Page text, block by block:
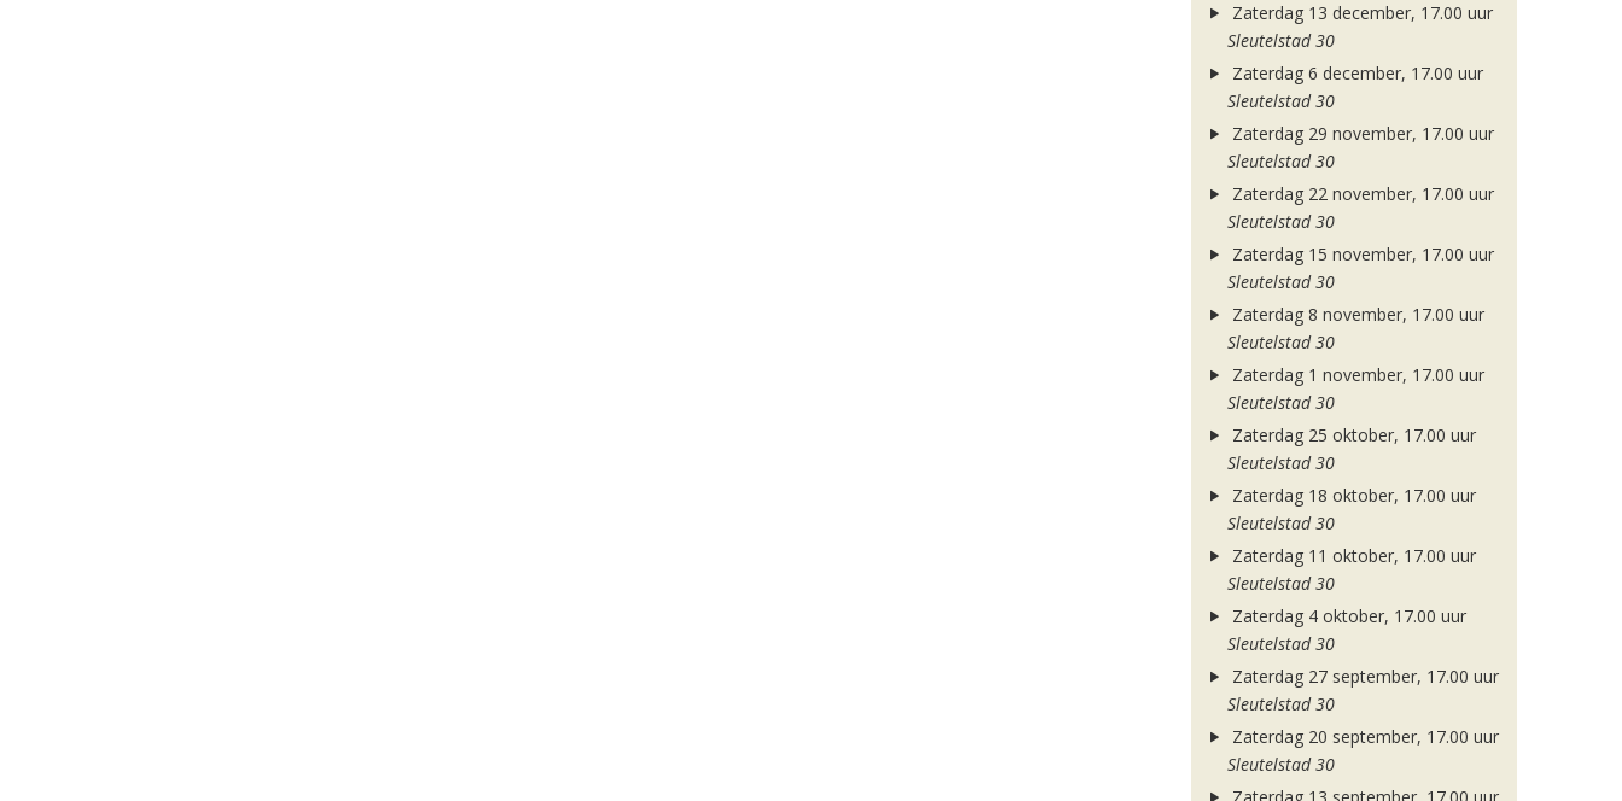
Zaterdag 13 december, 17.00 uur
Sleutelstad 30
Zaterdag 6 december, 17.00 uur
Sleutelstad 30
Zaterdag 29 november, 17.00 uur
Sleutelstad 30
Zaterdag 22 november, 17.00 uur
Sleutelstad 30
Zaterdag 15 november, 17.00 uur
Sleutelstad 30
Zaterdag 8 november, 17.00 uur
Sleutelstad 30
Zaterdag 1 november, 17.00 uur
Sleutelstad 30
Zaterdag 25 oktober, 17.00 uur
Sleutelstad 30
Zaterdag 18 oktober, 17.00 uur
Sleutelstad 30
Zaterdag 11 oktober, 17.00 uur
Sleutelstad 30
Zaterdag 4 oktober, 17.00 uur
Sleutelstad 30
Zaterdag 27 september, 17.00 uur
Sleutelstad 30
Zaterdag 20 september, 17.00 uur
Sleutelstad 30